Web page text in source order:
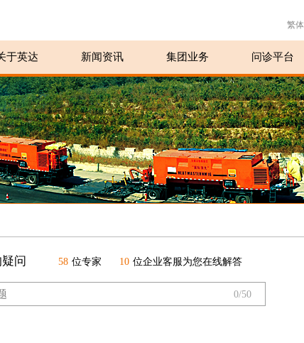
繁体
于英达 新闻资讯 集团业务 问诊平台
问 58 位专家 10 位企业客服为您在线解答
0/50